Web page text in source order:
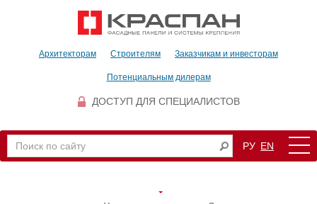
Архитекторам Строителям Заказчикам и инвесторам
Потенциальным дилерам
ДОСТУП ДЛЯ СПЕЦИАЛИСТОВ
РУ EN